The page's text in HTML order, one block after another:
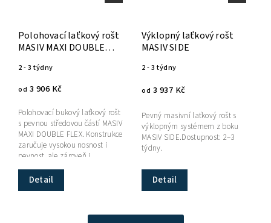
Polohovací laťkový rošt
MASIV MAXI DOUBLE
2 - 3 týdny
od 3 906 Kč
Detail
Polohovací bukový laťkový rošt
s pevnou středovou částí MASIV
MAXI DOUBLE FLEX. Konstrukce
zaručuje vysokou nosnost i
pevnost, ale zároveň i
dostatečné odvětrání...
Výklopný laťkový rošt
MASIV SIDE
2 - 3 týdny
od 3 937 Kč
Detail
Pevný masivní laťkový rošt s
výklopným systémem z boku
MASIV SIDE.Dostupnost: 2–3
týdny.